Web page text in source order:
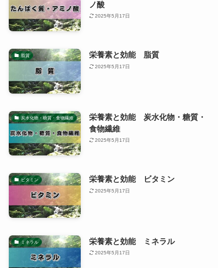
ノ酸
2025年5月17日
脂質 栄養素と効能 脂質
2025年5月17日
炭水化物・糖質・食物繊維
栄養素と効能 炭水化物・糖質・
食物繊維
2025年5月17日
ビタミン 栄養素と効能 ビタミン
2025年5月17日
ミネラル 栄養素と効能 ミネラル
2025年5月17日